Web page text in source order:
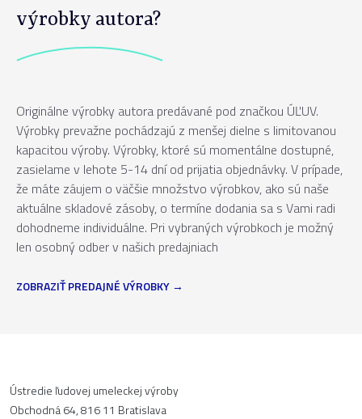
výrobky autora?
Originálne výrobky autora predávané pod značkou ÚĽUV.
Výrobky prevažne pochádzajú z menšej dielne s limitovanou
kapacitou výroby. Výrobky, ktoré sú momentálne dostupné,
zasielame v lehote 5-14 dní od prijatia objednávky. V prípade,
že máte záujem o väčšie množstvo výrobkov, ako sú naše
aktuálne skladové zásoby, o termíne dodania sa s Vami radi
dohodneme individuálne. Pri vybraných výrobkoch je možný
len osobný odber v našich predajniach
ZOBRAZIŤ PREDAJNÉ VÝROBKY
Ústredie ľudovej umeleckej výroby
Obchodná 64, 816 11 Bratislava